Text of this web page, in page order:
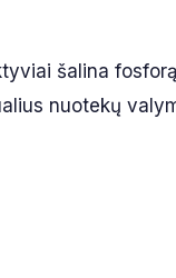
šalina
nuotekų